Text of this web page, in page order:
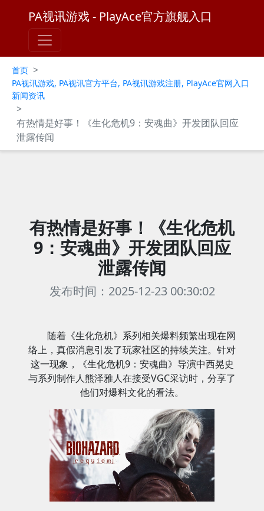
PA视讯游戏 - PlayAce官方旗舰入口
首页 >
PA视讯游戏, PA视讯官方平台, PA视讯游戏注册, PlayAce官网入口
新闻资讯
>
有热情是好事！《生化危机9：安魂曲》开发团队回应
泄露传闻
有热情是好事！《生化危机
9：安魂曲》开发团队回应
泄露传闻
发布时间：2025-12-23 00:30:02
随着《生化危机》系列相关爆料频繁出现在网
络上，真假消息引发了玩家社区的持续关注。针对
这一现象，《生化危机9：安魂曲》导演中西晃史
与系列制作人熊泽雅人在接受VGC采访时，分享了
他们对爆料文化的看法。